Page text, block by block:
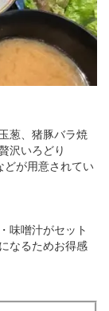
葱、猪豚バラ焼
沢いろどり
どが用意されてい
味噌汁がセット
なるためお得感